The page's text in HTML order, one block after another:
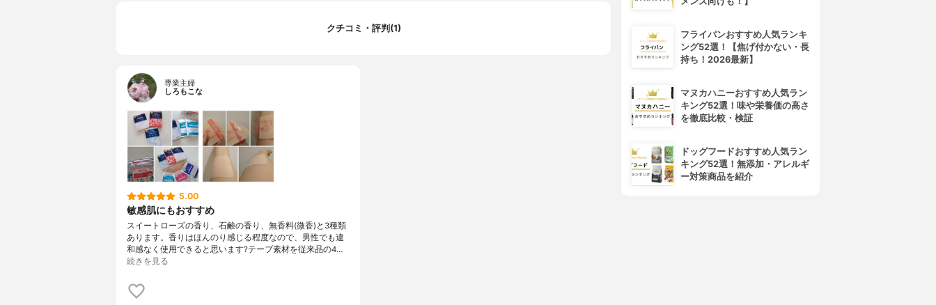
クチコミ・評判(1)
専業主婦
しろもこな
5.00
敏感肌にもおすすめ
スイートローズの香り、石鹸の香り、無香料(微香)と3種類
あります。香りはほんのり感じる程度なので、男性でも違
和感なく使用できると思います?テープ素材を従来品の4…
続きを見る
フライパンおすすめ人気ランキ
ング52選！【焦げ付かない・長
持ち！2026最新】
マヌカハニーおすすめ人気ラン
キング52選！味や栄養価の高さ
を徹底比較・検証
ドッグフードおすすめ人気ラン
キング52選！無添加・アレルギ
ー対策商品を紹介